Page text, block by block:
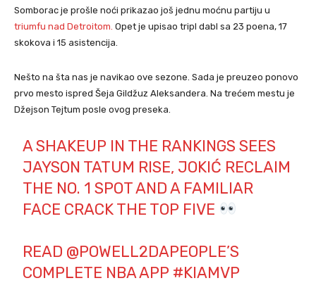
Somborac je prošle noći prikazao još jednu moćnu partiju u
triumfu nad Detroitom. Opet je upisao tripl dabl sa 23 poena, 17
skokova i 15 asistencija.
Nešto na šta nas je navikao ove sezone. Sada je preuzeo ponovo
prvo mesto ispred Šeja Gildžuz Aleksandera. Na trećem mestu je
Džejson Tejtum posle ovog preseka.
A SHAKEUP IN THE RANKINGS SEES
JAYSON TATUM RISE, JOKIĆ RECLAIM
THE NO. 1 SPOT AND A FAMILIAR
FACE CRACK THE TOP FIVE
READ @POWELL2DAPEOPLE’S
COMPLETE NBA APP #KIAMVP